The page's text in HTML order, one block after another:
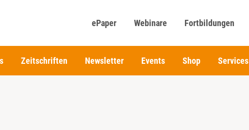
ePaper Webinare Fortbildungen
Zeitschriften Newsletter Events Shop Services